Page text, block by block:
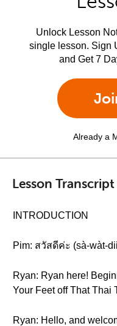
Unlock Lesson
single lesson. Sign
and Get 7
Already a
Lesson Transcript
INTRODUCTION
Pim: สวัสดีค่ะ (sà-wàt-
Ryan: Ryan here!
Your Feet off That Thai
Ryan: Hello, and